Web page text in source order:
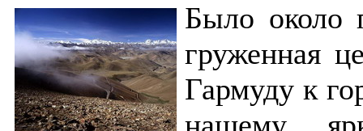
Было около
груженная
Гармуду к